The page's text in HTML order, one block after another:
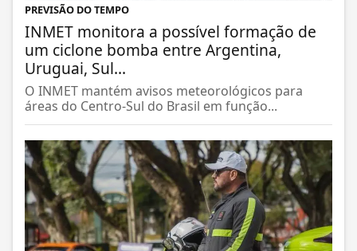
PREVISÃO DO TEMPO
INMET monitora a possível formação de
um ciclone bomba entre Argentina,
Uruguai, Sul...
O INMET mantém avisos meteorológicos para
áreas do Centro-Sul do Brasil em função...